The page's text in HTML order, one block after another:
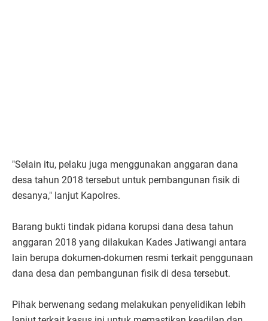
"Selain itu, pelaku juga menggunakan anggaran dana
desa tahun 2018 tersebut untuk pembangunan fisik di
desanya," lanjut Kapolres.
Barang bukti tindak pidana korupsi dana desa tahun
anggaran 2018 yang dilakukan Kades Jatiwangi antara
lain berupa dokumen-dokumen resmi terkait penggunaan
dana desa dan pembangunan fisik di desa tersebut.
Pihak berwenang sedang melakukan penyelidikan lebih